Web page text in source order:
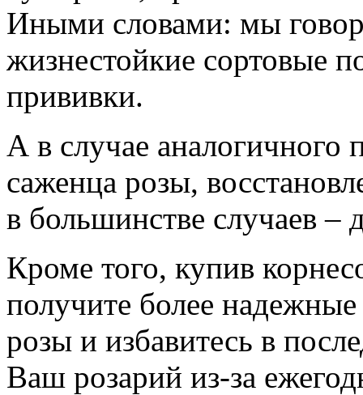
Иными словами: мы
жизнестойкие сортовые
прививки.
А в случае аналогичного
саженца розы,
в большинстве случаев –
Кроме того, купив
получите более
розы и избавитесь в
Ваш розарий из-за